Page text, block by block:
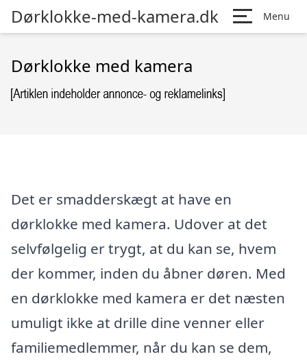
Dørklokke-med-kamera.dk Menu
Dørklokke med kamera
Det er smadderskægt at have en
dørklokke med kamera. Udover at det
selvfølgelig er trygt, at du kan se, hvem
der kommer, inden du åbner døren. Med
en dørklokke med kamera er det næsten
umuligt ikke at drille dine venner eller
familiemedlemmer, når du kan se dem,